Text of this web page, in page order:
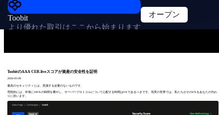
Toobit
より優れた取引はここから始まります
オープン
ToobitのAAA CER.liveスコアが資産の安全性を証明
2026-05-09
最高のセキュリティとは、意識する必要のないものです。
理想的には、市場に100％の時間を費やし、サーバープロトコルについて心配する時間は0％であるべきです。現実の世界では、私たちがその0％をあなたの代わ
りに担います。